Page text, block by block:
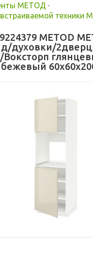
МЕТОД -
техники
METOD
духовки/
бежевый